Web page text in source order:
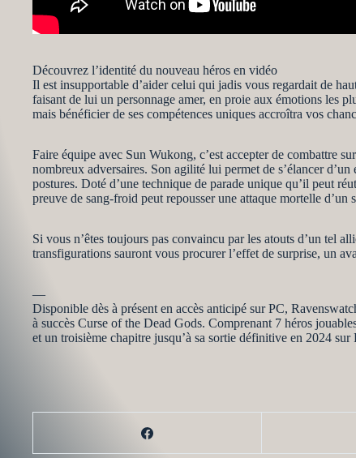
Découvrez l’identité du nouveau héros en vidéo
Il est insupportable d’aider celui qui jadis vous regardait de
faisant de lui un personnage amer, en proie aux émotions les
mais bénéficier de ses compétences uniques accroîtra vos
Faire équipe avec Sun Wukong, c’est accepter de combattre
nombreux adversaires. Son agilité lui permet de s’élancer
postures. Doté d’une technique de parade unique qu’il peut
preuve de sang-froid peut repousser une attaque mortelle d’un
Si vous n’êtes toujours pas convaincu par les atouts d’un tel
transfigurations sauront vous procurer l’effet de surprise, un
—
Disponible dès à présent en accès anticipé sur PC,
à succès Curse of the Dead Gods. Comprenant 7 héros
et un troisième chapitre jusqu’à sa sortie définitive en 2024